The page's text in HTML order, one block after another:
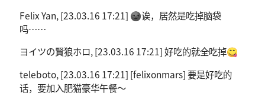
Felix Yan, [23.03.16 17:21] 🌚诶，居然是吃掉脑袋
吗……
ヨイツの賢狼ホロ, [23.03.16 17:21] 好吃的就全吃掉😋
teleboto, [23.03.16 17:21] [felixonmars] 要是好吃的
话，要加入肥猫豪华午餐～